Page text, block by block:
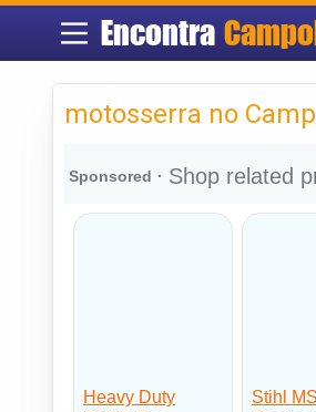
Encontra
motosserra no